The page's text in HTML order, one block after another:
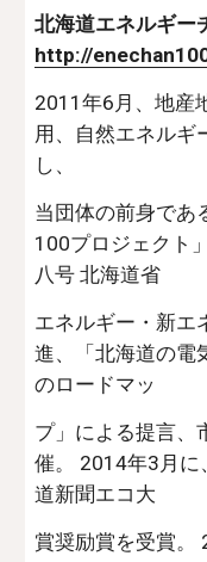
北海道エネルギー
http://
2011年6月、地産
用、自然エネルギ
し、
当団体の前身であ
100プロジェクト
八号 北海道省
エネルギー・新エ
進、「北海道の電
のロードマッ
プ」による提言、
催。 2014年3月に
道新聞エコ大
賞奨励賞を受賞。